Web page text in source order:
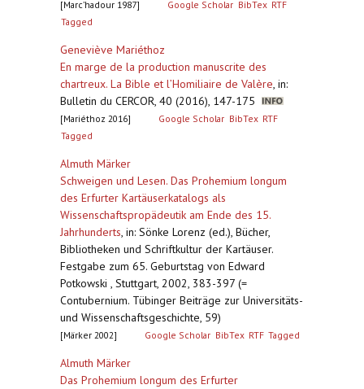
[Marc’hadour 1987] Google Scholar BibTex RTF
Tagged
Geneviève Mariéthoz
En marge de la production manuscrite des
chartreux. La Bible et l’Homiliaire de Valère, in:
Bulletin du CERCOR, 40 (2016), 147-175
[Mariéthoz 2016] Google Scholar BibTex RTF
Tagged
Almuth Märker
Schweigen und Lesen. Das Prohemium longum
des Erfurter Kartäuserkatalogs als
Wissenschaftspropädeutik am Ende des 15.
Jahrhunderts, in: Sönke Lorenz (ed.), Bücher,
Bibliotheken und Schriftkultur der Kartäuser.
Festgabe zum 65. Geburtstag von Edward
Potkowski , Stuttgart, 2002, 383-397 (=
Contubernium. Tübinger Beiträge zur Universitäts-
und Wissenschaftsgeschichte, 59)
[Märker 2002] Google Scholar BibTex RTF Tagged
Almuth Märker
Das Prohemium longum des Erfurter